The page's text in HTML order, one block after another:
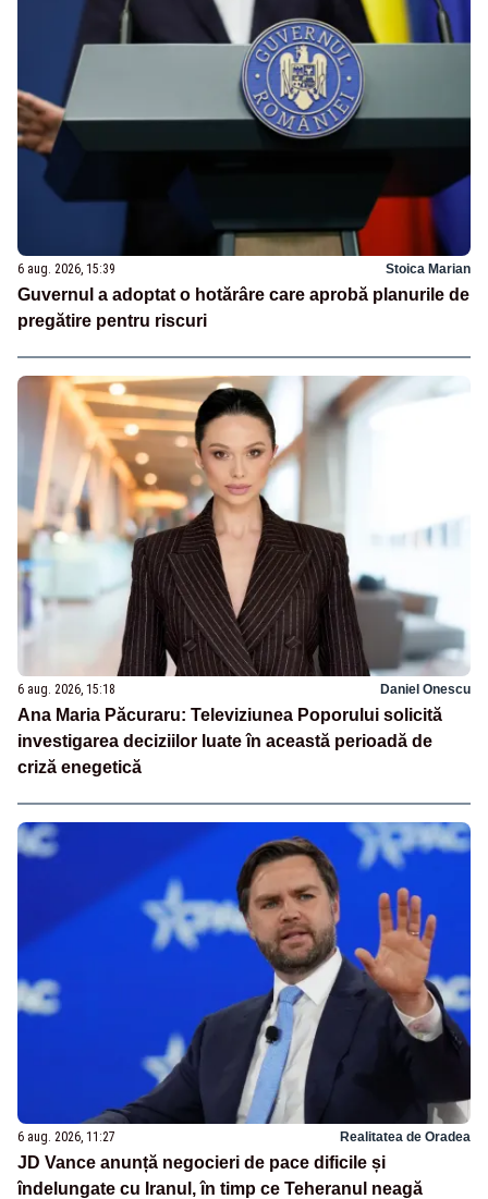
6 aug. 2026, 15:39 Stoica Marian
Guvernul a adoptat o hotărâre care aprobă planurile de
pregătire pentru riscuri
6 aug. 2026, 15:18 Daniel Onescu
Ana Maria Păcuraru: Televiziunea Poporului solicită
investigarea deciziilor luate în această perioadă de
criză enegetică
6 aug. 2026, 11:27 Realitatea de Oradea
JD Vance anunță negocieri de pace dificile și
îndelungate cu Iranul, în timp ce Teheranul neagă